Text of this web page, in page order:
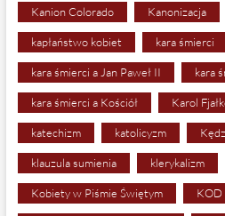
Kanion Colorado Kanonizacja
kapłaństwo kobiet kara śmierci
kara śmierci a Jan Paweł II kara
kara śmierci a Kościół Karol
katechizm katolicyzm
klauzula sumienia klerykalizm
Kobiety w Piśmie Świętym KOD